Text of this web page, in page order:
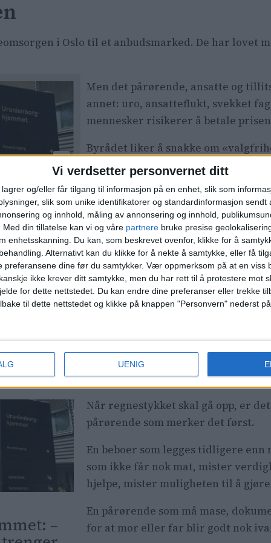
Vi verdsetter personvernet ditt
og/eller får tilgang til informasjon på en enhet, slik som
slik som unike identifikatorer og standardinformasjon sendt
og innhold, måling av annonsering og innhold,
Med din tillatelse kan vi og våre partnere bruke presise
enhetsskanning. Du kan, som beskrevet ovenfor, klikke for å
Alternativt kan du klikke for å nekte å samtykke, eller få
preferansene dine før du samtykker. Vær oppmerksom på at en viss
ikke krever ditt samtykke, men du har rett til å protestere mot
for dette nettstedet. Du kan endre dine preferanser eller trekke
til dette nettstedet og klikke på knappen "Personvern" nederst på
UENIG
i Oslo til et anbudsmarked. De har lovet
å
på
Men det pårørende, ansatte og
annet: uro, ansatteflukt, svekket
mennesker risikerer å betale
Byrådet liker å snakke om
fikk velge?
Beboerne på Uranienborghjemmet
Bjølsenhjemmet valgte ikke
arbeidsplassen sin lagt ut på anbud.
Pårørende valgte ikke å bli
konkurransearena og gjort om en til en butikk.
må de som er igjen løpe fortere. Når
kontinuiteten.
–
Når regnestykket skal gå opp, er
pårørende som merker det først.
En beboer som legges tidligere
som ikke får nok mat, mister
hjelpe, mister muligheten til å
En pårørende som må mase,
for at mor eller far blir godt nok